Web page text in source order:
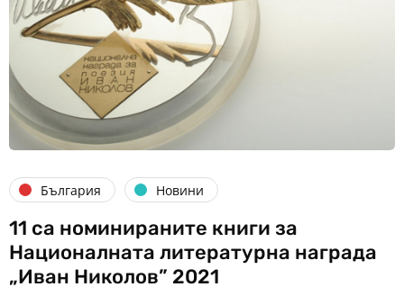
България Новини
11 са номинираните книги за
Националната литературна награда
„Иван Николов” 2021